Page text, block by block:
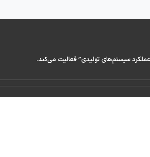
عملکرد سیستم‌های تولیدی” فعالیت می‌کند.